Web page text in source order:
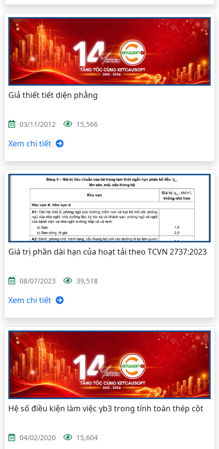
Giả thiết tiết diện phẳng
03/11/2012 15,566
Xem chi tiết
Giá trị phần dài hạn của hoạt tải theo TCVN 2737:2023
08/07/2023 39,518
Xem chi tiết
Hệ số điều kiện làm việc γb3 trong tính toán thép cột
04/02/2020 15,604